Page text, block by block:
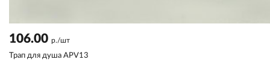
106.00 р./шт
Трап для душа APV13